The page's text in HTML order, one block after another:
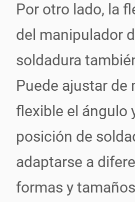
Por otro lado, la
del manipulador
soldadura
Puede ajustar de
flexible el ángulo
posición de
adaptarse a
formas y